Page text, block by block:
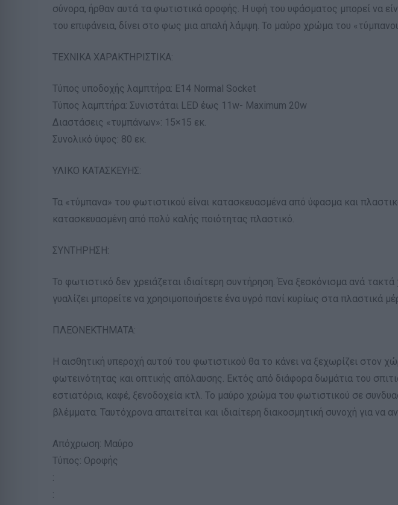
σύνορα, ήρθαν αυτά τα φωτιστικά οροφής. Η υφή του υφάσματος μπορεί να
του επιφάνεια, δίνει στο φως μια απαλή λάμψη. Το μαύρο χρώμα του
ΤΕΧΝΙΚΑ ΧΑΡΑΚΤΗΡΙΣΤΙΚΑ:
Τύπος υποδοχής λαμπτήρα: Ε14 Normal Socket
Τύπος λαμπτήρα: Συνιστάται LED έως 11w- Maximum 20w
Διαστάσεις «τυμπάνων»: 15×15 εκ.
Συνολικό ύψος: 80 εκ.
ΥΛΙΚΟ ΚΑΤΑΣΚΕΥΗΣ:
Τα «τύμπανα» του φωτιστικού είναι κατασκευασμένα από ύφασμα και
κατασκευασμένη από πολύ καλής ποιότητας πλαστικό.
ΣΥΝΤΗΡΗΣΗ:
Το φωτιστικό δεν χρειάζεται ιδιαίτερη συντήρηση. Ένα ξεσκόνισμα ανά
γυαλίζει μπορείτε να χρησιμοποιήσετε ένα υγρό πανί κυρίως στα πλαστικά
ΠΛΕΟΝΕΚΤΗΜΑΤΑ:
Η αισθητική υπεροχή αυτού του φωτιστικού θα το κάνει να ξεχωρίζει στον
φωτεινότητας και οπτικής απόλαυσης. Εκτός από διάφορα δωμάτια του
εστιατόρια, καφέ, ξενοδοχεία κτλ. Το μαύρο χρώμα του φωτιστικού σε
βλέμματα. Ταυτόχρονα απαιτείται και ιδιαίτερη διακοσμητική συνοχή για να
Απόχρωση: Μαύρο
Τύπος: Οροφής
:
: